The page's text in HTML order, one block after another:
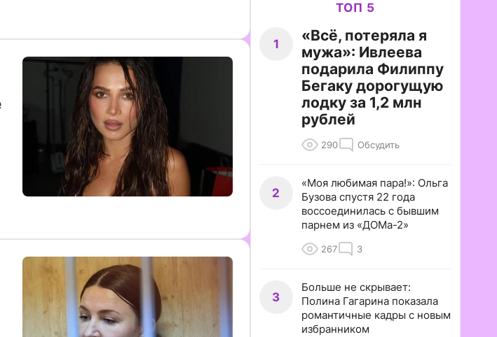
ТОП 5
1
«Всё, потеряла я
мужа»: Ивлеева
подарила Филиппу
Бегаку дорогущую
лодку за 1,2 млн
рублей
290 Обсудить
2
«Моя любимая пара!»: Ольга
Бузова спустя 22 года
воссоединилась с бывшим
парнем из «ДОМа-2»
267 3
3
Больше не скрывает:
Полина Гагарина показала
романтичные кадры с новым
избранником